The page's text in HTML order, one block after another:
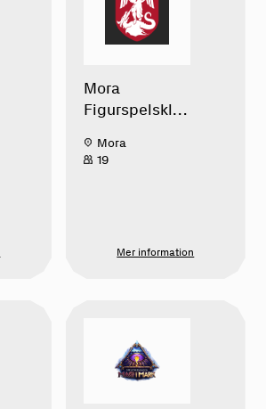
Mora
Figurspelsklub
Mora
19
Mer information